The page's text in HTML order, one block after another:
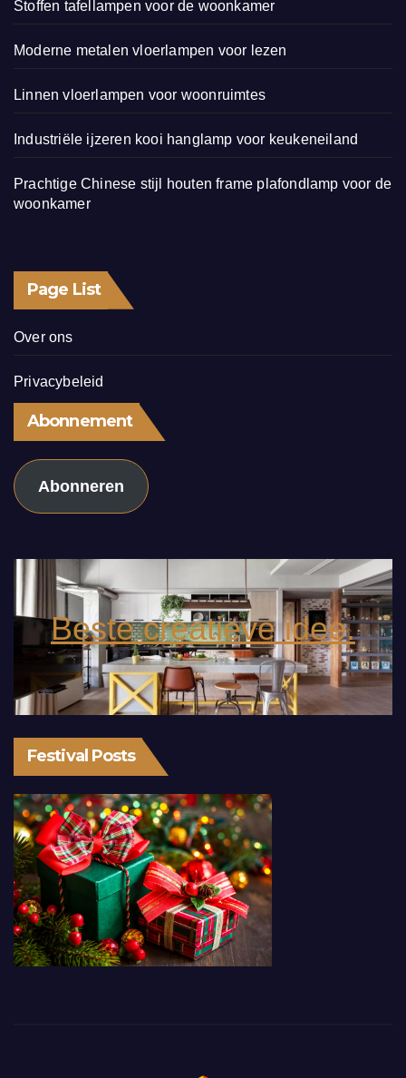
Stoffen tafellampen voor de woonkamer
Moderne metalen vloerlampen voor lezen
Linnen vloerlampen voor woonruimtes
Industriële ijzeren kooi hanglamp voor keukeneiland
Prachtige Chinese stijl houten frame plafondlamp voor de
woonkamer
Page List
Over ons
Privacybeleid
Abonnement
Abonneren
Beste creatieve idee.
Festival Posts